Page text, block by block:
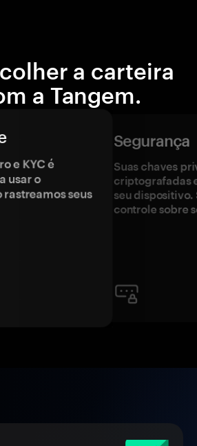
a carteira
a Tangem.
e KYC é
usar o
seus
Segurança
Suas chaves
criptografadas
seu dispositivo.
controle sobre